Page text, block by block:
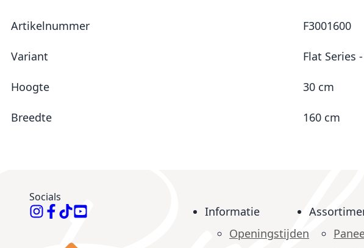
Meer informatie
Artikelnummer F3001600
Variant Flat Series
Hoogte 30 cm
Breedte 160 cm
Socials
Informatie
Openingstijden